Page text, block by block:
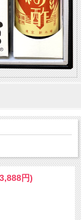
円)